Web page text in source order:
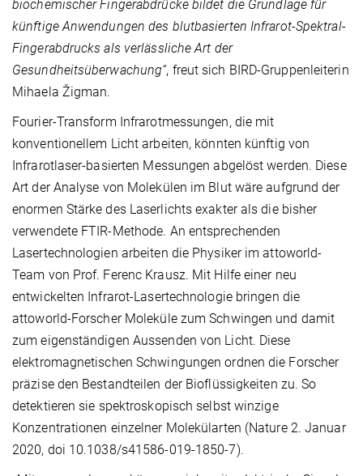
biochemischer Fingerabdrücke bildet die Grundlage für
künftige Anwendungen des blutbasierten Infrarot-Spektral-
Fingerabdrucks als verlässliche Art der
Gesundheitsüberwachung“, freut sich BIRD-Gruppenleiterin
Mihaela Žigman.
Fourier-Transform Infrarotmessungen, die mit
konventionellem Licht arbeiten, könnten künftig von
Infrarotlaser-basierten Messungen abgelöst werden. Diese
Art der Analyse von Molekülen im Blut wäre aufgrund der
enormen Stärke des Laserlichts exakter als die bisher
verwendete FTIR-Methode. An entsprechenden
Lasertechnologien arbeiten die Physiker im attoworld-
Team von Prof. Ferenc Krausz. Mit Hilfe einer neu
entwickelten Infrarot-Lasertechnologie bringen die
attoworld-Forscher Moleküle zum Schwingen und damit
zum eigenständigen Aussenden von Licht. Diese
elektromagnetischen Schwingungen ordnen die Forscher
präzise den Bestandteilen der Bioflüssigkeiten zu. So
detektieren sie spektroskopisch selbst winzige
Konzentrationen einzelner Molekülarten (Nature 2. Januar
2020, doi 10.1038/s41586-019-1850-7).